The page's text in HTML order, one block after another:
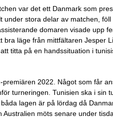
var det ett Danmark som
under stora delar av matchen,
domaren visade upp
bra läge från mittfältaren Jesper
titta på en handssituation i
2022. Något som får
turneringen. Tunisien ska i sin
lagen är på lördag då
möts senare under